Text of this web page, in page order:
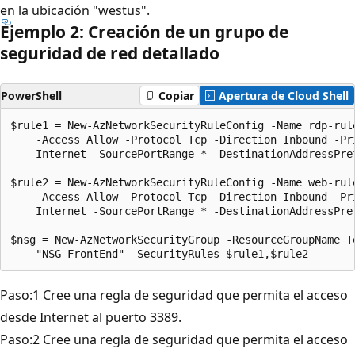
en la ubicación "westus".
Ejemplo 2: Creación de un grupo de
seguridad de red detallado
PowerShell Copiar Apertura de Cloud Shell
$rule1 = New-AzNetworkSecurityRuleConfig -Name rdp-
-Access Allow -Protocol Tcp -Direction Inbound -
Internet -SourcePortRange * -
$rule2 = New-AzNetworkSecurityRuleConfig -Name web-
-Access Allow -Protocol Tcp -Direction Inbound -
Internet -SourcePortRange * -
$nsg = New-AzNetworkSecurityGroup -
Paso:1 Cree una regla de seguridad que permita el acceso
desde Internet al puerto 3389.
Paso:2 Cree una regla de seguridad que permita el acceso